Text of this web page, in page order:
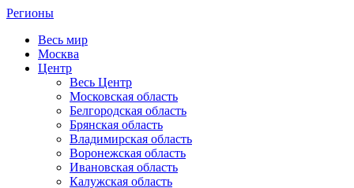
Регионы
Весь мир
Москва
Центр
Весь Центр
Московская область
Белгородская область
Брянская область
Владимирская область
Воронежская область
Ивановская область
Калужская область